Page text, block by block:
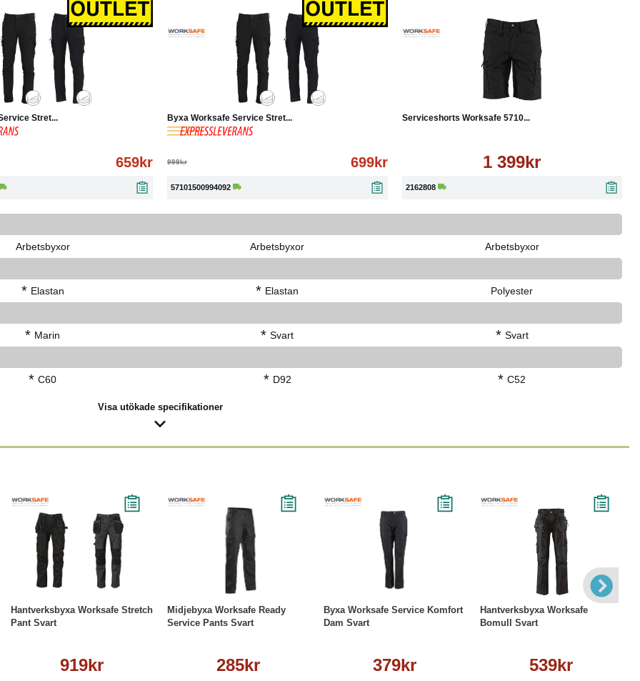
100% Polyamid
ej kemtvätt, ej blekmedel
Stret...
659kr
Köp
Byxa Worksafe Service Stret...
999kr 699kr
57101500994092
Köp
Serviceshorts Worksafe 5710...
1 399kr
2162808
Arbetsbyxor Arbetsbyxor Arbetsbyxor
* Elastan * Elastan Polyester
* Marin * Svart * Svart
* C60 * D92 * C52
Visa utökade specifikationer
Hantverksbyxa Worksafe Stretch
Pant Svart
919kr
Läs mer
Midjebyxa Worksafe Ready
Service Pants Svart
285kr
Läs mer
Byxa Worksafe Service Komfort
Dam Svart
379kr
Läs mer
Hantverksbyxa Worksafe
Bomull Svart
539kr
Läs mer